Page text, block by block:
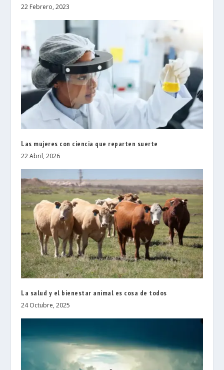
22 Febrero, 2023
Las mujeres con ciencia que reparten suerte
22 Abril, 2026
La salud y el bienestar animal es cosa de todos
24 Octubre, 2025